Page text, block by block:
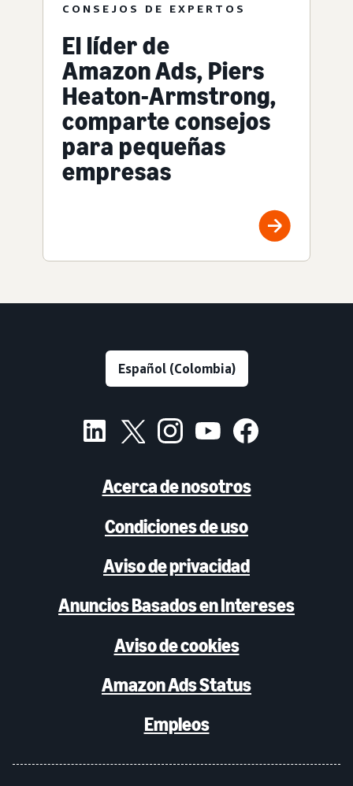
CONSEJOS DE EXPERTOS
El líder de
Amazon Ads, Piers
Heaton-Armstrong,
comparte consejos
para pequeñas
empresas
Acerca de nosotros
Condiciones de uso
Aviso de privacidad
Anuncios Basados en Intereses
Aviso de cookies
Amazon Ads Status
Empleos